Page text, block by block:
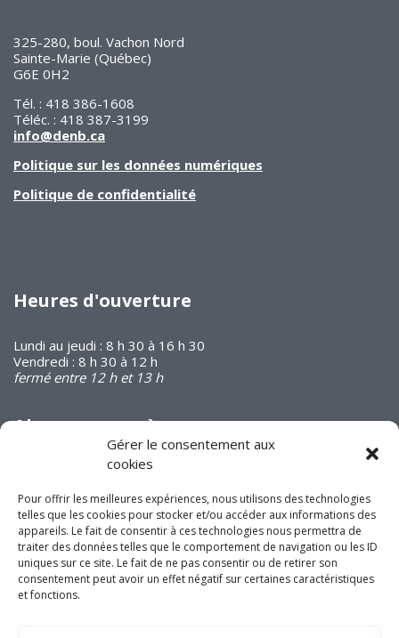
Gérer le consentement aux
cookies
Pour offrir les meilleures expériences, nous utilisons des technologies
telles que les cookies pour stocker et/ou accéder aux informations des
appareils. Le fait de consentir à ces technologies nous permettra de
traiter des données telles que le comportement de navigation ou les ID
uniques sur ce site. Le fait de ne pas consentir ou de retirer son
consentement peut avoir un effet négatif sur certaines caractéristiques
et fonctions.
325-280, boul. Vachon Nord
Sainte-Marie (Québec)
G6E 0H2
Tél. : 418 386-1608
Téléc. : 418 387-3199
info@denb.ca
Politique sur les données numériques
Politique de confidentialité
Heures d'ouverture
Lundi au jeudi : 8 h 30 à 16 h 30
Vendredi : 8 h 30 à 12 h
fermé entre 12 h et 13 h
Abonnez-vous à
notre infolettre
Joignez-vous à nous
sur les réseaux
sociaux!